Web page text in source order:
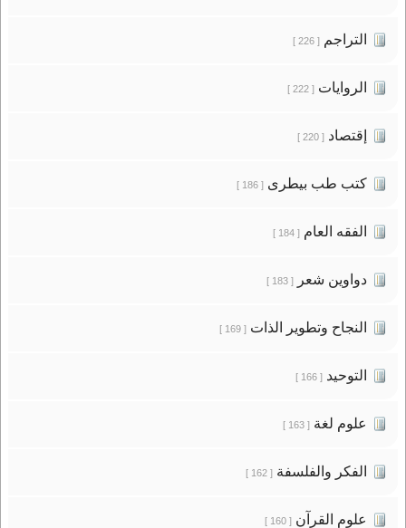
التراجم[ 226 ]
الروايات[ 222 ]
إقتصاد[ 220 ]
كتب طب بيطرى[ 186 ]
الفقه العام[ 184 ]
دواوين شعر[ 183 ]
النجاح وتطوير الذات[ 169 ]
التوحيد[ 166 ]
علوم لغة[ 163 ]
الفكر والفلسفة[ 162 ]
علوم القرآن[ 160 ]